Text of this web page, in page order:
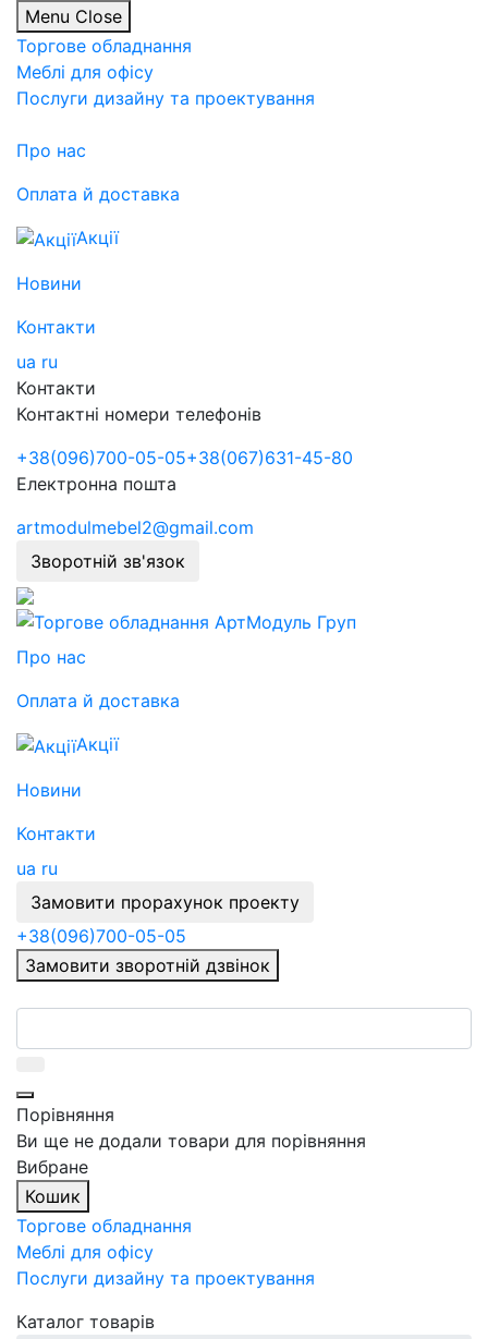
Menu Close
Торгове обладнання
Меблі для офісу
Послуги дизайну та проектування
Про нас
Оплата й доставка
Акції
Новини
Контакти
ua ru
Контакти
Контактні номери телефонів
+38(096)700-05-05+38(067)631-45-80
Електронна пошта
artmodulmebel2@gmail.com
Зворотній зв'язок
Про нас
Оплата й доставка
Акції
Новини
Контакти
ua ru
Замовити прорахунок проекту
+38(096)700-05-05
Замовити зворотній дзвінок
Порівняння
Ви ще не додали товари для порівняння
Вибране
Кошик
Торгове обладнання
Меблі для офісу
Послуги дизайну та проектування
Каталог товарів